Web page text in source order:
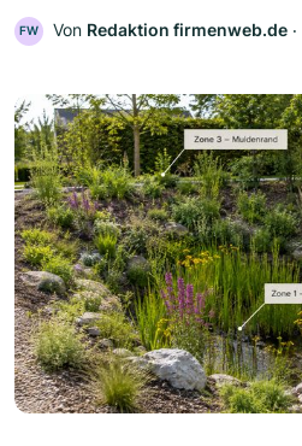
FW Von Redaktion firmenweb.de ‧